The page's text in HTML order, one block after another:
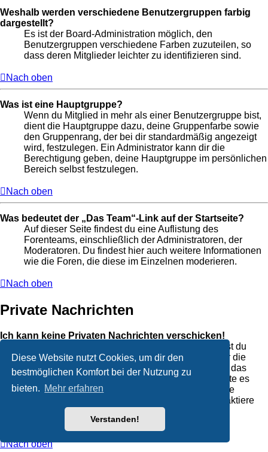
Diese Website nutzt Cookies, um dir den
bestmöglichen Komfort bei der Nutzung zu
bieten. Mehr erfahren
Verstanden!
Weshalb werden verschiedene Benutzergruppen farbig
dargestellt?
Es ist der Board-Administration möglich, den
Benutzergruppen verschiedene Farben zuzuteilen, so
dass deren Mitglieder leichter zu identifizieren sind.
Nach oben
Was ist eine Hauptgruppe?
Wenn du Mitglied in mehr als einer Benutzergruppe bist,
dient die Hauptgruppe dazu, deine Gruppenfarbe sowie
den Gruppenrang, der bei dir standardmäßig angezeigt
wird, festzulegen. Ein Administrator kann dir die
Berechtigung geben, deine Hauptgruppe im persönlichen
Bereich selbst festzulegen.
Nach oben
Was bedeutet der „Das Team“-Link auf der Startseite?
Auf dieser Seite findest du eine Auflistung des
Forenteams, einschließlich der Administratoren, der
Moderatoren. Du findest hier auch weitere Informationen
wie die Foren, die diese im Einzelnen moderieren.
Nach oben
Private Nachrichten
Ich kann keine Privaten Nachrichten verschicken!
Hierfür kann es drei Gründe geben: Entweder bist du
nicht registriert und / oder nicht angemeldet, oder die
Board-Administration hat Private Nachrichten für das
komplette Forum ausgeschaltet. Außerdem könnte es
sein, dass der Administrator dir das Recht, Private
Nachrichten zu verschicken, entzogen hat. Kontaktiere
einen Administrator, um weitere Informationen zu
Nach oben